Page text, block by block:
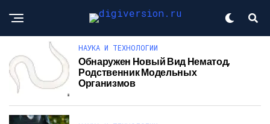
НАУКА И ТЕХНОЛОГИИ
Обнаружен Новый Вид Нематод,
Родственник Модельных
Организмов